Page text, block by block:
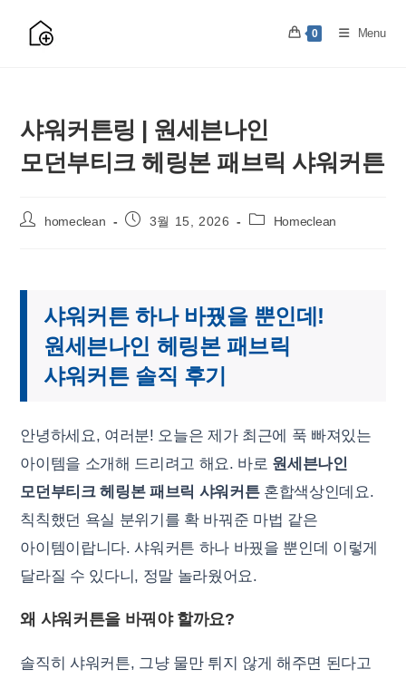
0 Menu
샤워커튼링 | 원세븐나인
모던부티크 헤링본 패브릭 샤워커튼
Post
homeclean
Post 3월 15, 2026
Post
Homeclean
샤워커튼 하나 바꿨을 뿐인데!
원세븐나인 헤링본 패브릭
샤워커튼 솔직 후기
안녕하세요, 여러분! 오늘은 제가 최근에 푹 빠져있는
아이템을 소개해 드리려고 해요. 바로 원세븐나인
모던부티크 헤링본 패브릭 샤워커튼혼합색상인데요.
칙칙했던 욕실 분위기를 확 바꿔준 마법 같은
아이템이랍니다. 샤워커튼 하나 바꿨을 뿐인데 이렇게
달라질 수 있다니, 정말 놀라웠어요.
왜 샤워커튼을 바꿔야 할까요?
솔직히 샤워커튼, 그냥 물만 튀지 않게 해주면 된다고